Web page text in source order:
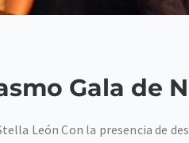
Gala de
León Con la presencia de